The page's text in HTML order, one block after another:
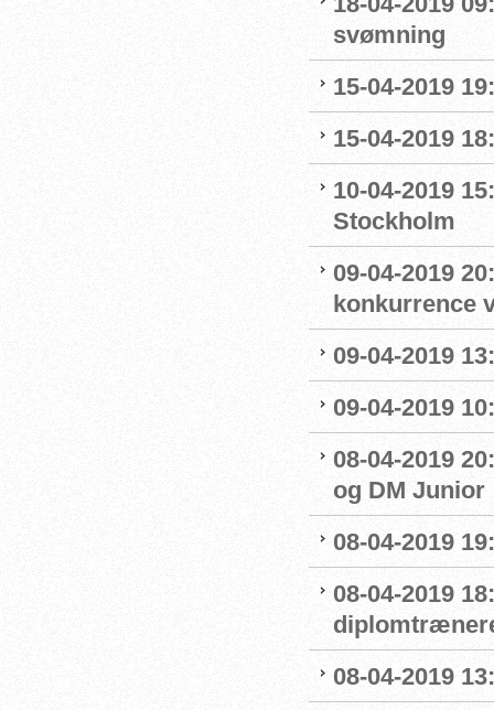
svømning
15-04-2019
15-04-2019
10-04-2019
Stockholm
09-04-2019
konkurrence
09-04-2019
09-04-2019
08-04-2019
og DM Junior
08-04-2019
08-04-2019
08-04-2019